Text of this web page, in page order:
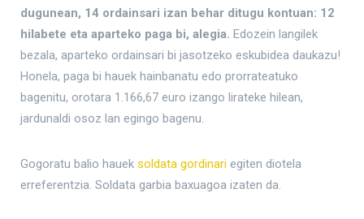
dugunean, 14 ordainsari izan behar ditugu kontuan: 12
hilabete eta aparteko paga bi, alegia. Edozein langilek
bezala, aparteko ordainsari bi jasotzeko eskubidea daukazu!
Honela, paga bi hauek hainbanatu edo prorrateatuko
bagenitu, orotara 1.166,67 euro izango lirateke hilean,
jardunaldi osoz lan egingo bagenu.
Gogoratu balio hauek soldata gordinari egiten diotela
erreferentzia. Soldata garbia baxuagoa izaten da.